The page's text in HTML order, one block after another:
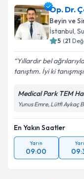
Op. Dr.
Beyin ve
İstanbul,
5 (21
Yıllardır bel
tanıştım. İyi ki
Medical Park TEM
Yunus Emre, Lütfi Aykaç
En Yakın Saatler
Yarın
09:00